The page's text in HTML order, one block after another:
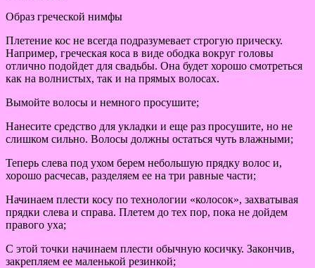
Образ греческой нимфы
Плетение кос не всегда подразумевает строгую прическу.
Например, греческая коса в виде ободка вокруг головы
отлично подойдет для свадьбы. Она будет хорошо смотреться
как на волнистых, так и на прямых волосах.
Вымойте волосы и немного просушите;
Нанесите средство для укладки и еще раз просушите, но не
слишком сильно. Волосы должны остаться чуть влажными;
Теперь слева под ухом берем небольшую прядку волос и,
хорошо расчесав, разделяем ее на три равные части;
Начинаем плести косу по технологии «колосок», захватывая
прядки слева и справа. Плетем до тех пор, пока не дойдем
правого уха;
С этой точки начинаем плести обычную косичку. Закончив,
закрепляем ее маленькой резинкой;